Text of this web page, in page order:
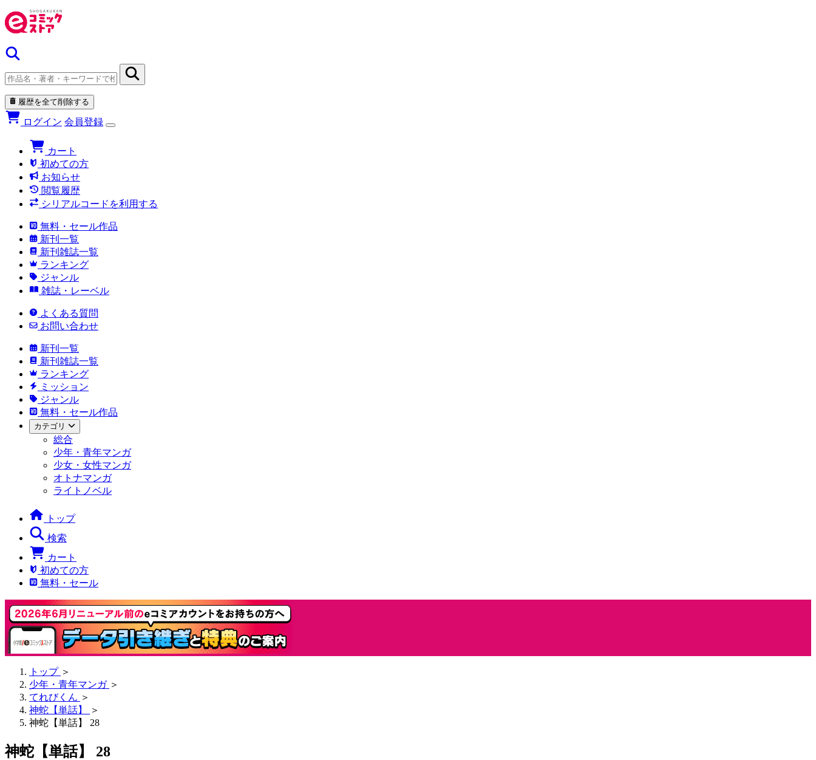
履歴を全て削除する
ログイン 会員登録
カート
初めての方
お知らせ
閲覧履歴
シリアルコードを利用する
無料・セール作品
新刊一覧
新刊雑誌一覧
ランキング
ジャンル
雑誌・レーベル
よくある質問
お問い合わせ
新刊一覧
新刊雑誌一覧
ランキング
ミッション
ジャンル
無料・セール作品
カテゴリ
総合
少年・青年マンガ
少女・女性マンガ
オトナマンガ
ライトノベル
トップ
検索
カート
初めての方
無料・セール
トップ ＞
少年・青年マンガ ＞
てれびくん ＞
神蛇【単話】
＞
神蛇【単話】 28
神蛇【単話】 28